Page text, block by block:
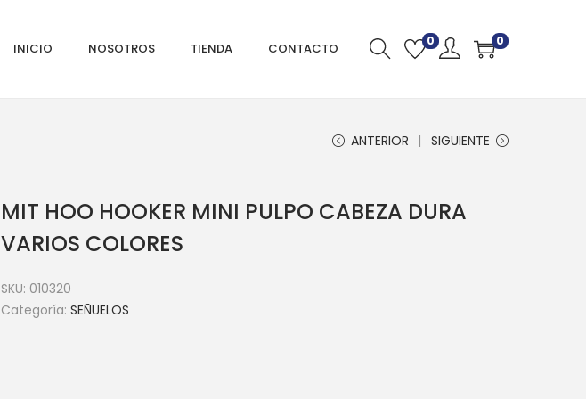
INICIO NOSOTROS TIENDA CONTACTO 0 0
ANTERIOR SIGUIENTE
MIT HOO HOOKER MINI PULPO CABEZA DURA
VARIOS COLORES
SKU: 010320
Categoría: SEÑUELOS